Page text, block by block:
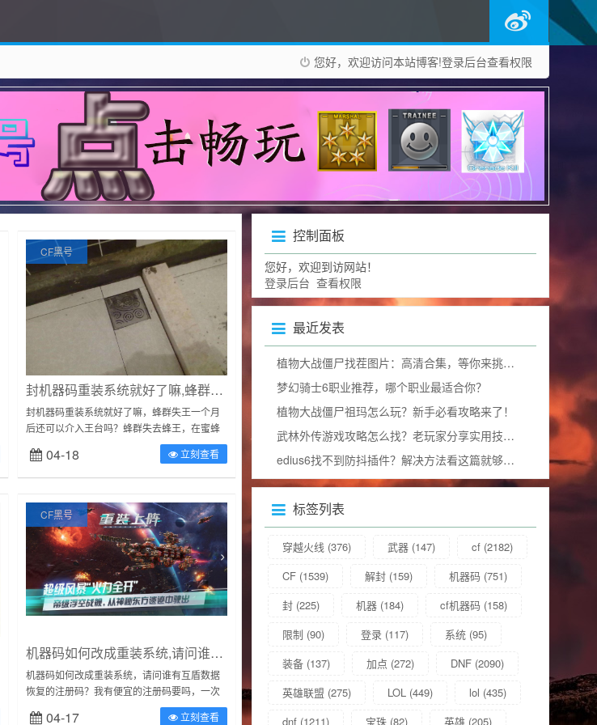
您好，欢迎访问本站博客!登录后台查看权限
CF黑号
封机器码重装系统就好了嘛,蜂群失王一个月后还可以介入王台吗
封机器码重装系统就好了嘛，蜂群失王一个月
后还可以介入王台吗？蜂群失去蜂王，在蜜蜂
养殖中是常有的事，蜂群失去蜂王后，养蜂人
一般给蜂群介绍蜂王、王台或者将蜂群合并到...
04-18 立刻查看
CF黑号
机器码如何改成重装系统,请问谁有互盾数据恢复的注册码
机器码如何改成重装系统，请问谁有互盾数据
恢复的注册码？我有便宜的注册码要吗，一次
性永久免费。支持多种设备支持硬盘、U盘、移
04-17 立刻查看
控制面板
您好，欢迎到访网站！
登录后台 查看权限
最近发表
植物大战僵尸找茬图片：高清合集，等你来挑战眼力极限！
梦幻骑士6职业推荐，哪个职业最适合你？
植物大战僵尸祖玛怎么玩？新手必看攻略来了！
武林外传游戏攻略怎么找？老玩家分享实用技巧！
edius6找不到防抖插件？解决方法看这篇就够了！
标签列表
穿越火线 (376) 武器 (147) cf (2182)
CF (1539) 解封 (159) 机器码 (751)
封 (225) 机器 (184) cf机器码 (158)
限制 (90) 登录 (117) 系统 (95)
装备 (137) 加点 (272) DNF (2090)
英雄联盟 (275) LOL (449) lol (435)
dnf (1211) 宝珠 (82) 英雄 (205)